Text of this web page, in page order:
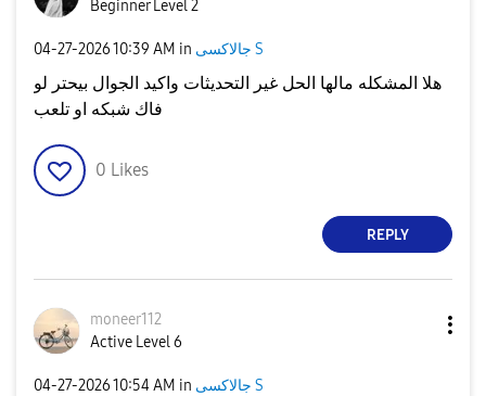
Beginner Level 2
‎04-27-202610:39 AM in جالاكسى S
هلا المشكله مالها الحل غير التحديثات واكيد الجوال بيحتر لو
فاك شبكه او تلعب
0 Likes
REPLY
moneer112
Active Level 6
‎04-27-202610:54 AM in جالاكسى S